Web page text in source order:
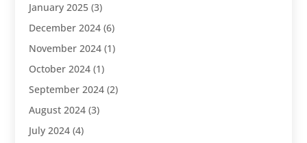
January 2025 (3)
December 2024 (6)
November 2024 (1)
October 2024 (1)
September 2024 (2)
August 2024 (3)
July 2024 (4)